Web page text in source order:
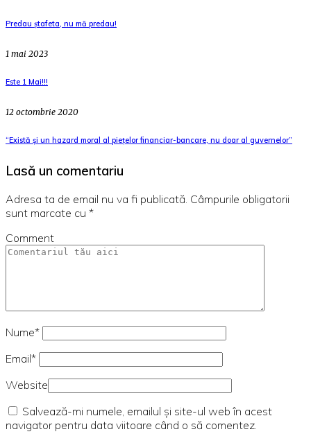
Predau ștafeta, nu mă predau!
1 mai 2023
Este 1 Mai!!!
12 octombrie 2020
“Există și un hazard moral al piețelor financiar-bancare, nu doar al guvernelor”
Lasă un comentariu
Adresa ta de email nu va fi publicată. Câmpurile obligatorii
sunt marcate cu *
Comment
Nume*
Email*
Website
Salvează-mi numele, emailul și site-ul web în acest
navigator pentru data viitoare când o să comentez.